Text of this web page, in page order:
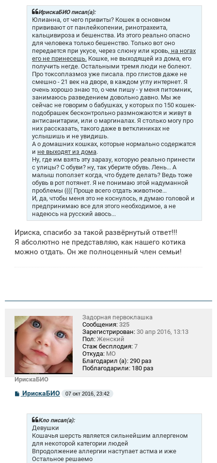
б
щ
е
н
и
е
ИрискаБИО писал(а):
Юлианна, от чего привиты? Кошек в основном
прививают от панлейкопении, ринотрахеита,
кальцивироза и бешенства. Из этого реально опасно
для человека только бешенство. Только вот оно
передается при укусе, через слюну или кровь, на ногах
его не принесешь. Кошке, не выходящей из дома, его
получить негде. Остальными тремя люди не болеют.
Про токсоплазмоз уже писала. про глистов даже не
смешно - 21 век на дворе, в каждом углу интернет. Я
очень хорошо знаю то, о чем пишу - у меня питомник,
занимаюсь разведением довольно давно. Мы же
сейчас не говорим о бабушках, у которых по 150 кошек-
подобрашек бесконтрольно размножаются и живут в
антисанитарии, или о маргиналах. Я столько могу про
них рассказать, такого даже в ветклиниках не
услышишь и не увидишь.
А о домашних кошках, которые нормально содержатся
и не выходят из дома.
Ну, где им взять эту заразу, которую реально принести
с улицы? С обуви? ну, так уберите обувь. Лень... А
малыш поползет когда, что будете делать? Ведь тоже
обувь в рот потянет. Я не понимаю этой надуманной
проблемы (((( Проще всего отдать животное...
И, да, чтобы меня это не коснулось, я думаю головой и
предпринимаю все для этого необходимое, а не
надеюсь на русский авось...
Ириска, спасибо за такой развёрнутый ответ!!!
Я абсолютно не представляю, как нашего котика
можно отдать. Он же полноценный член семьи!
ИрискаБИО
Задорная первоклашка
Сообщения: 325
Зарегистрирован: 30 апр 2016, 13:13
Пол: Женский
Стаж бесплодия: 7
Откуда: МО
Благодарил (а): 290 раз
Поблагодарили: 180 раз
СИрискаБИО 07 окт 2016, 23:42
Кло писал(а):
Девушки
Кошачья шерсть является сильнейшим аллергеном
для некоторой категории людей
Впродолжение аллергии наступает астма и иже
Остальное решаемо